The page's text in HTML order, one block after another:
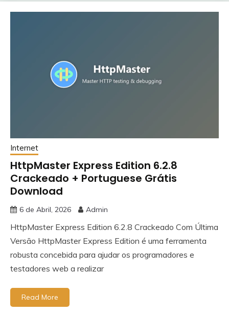
Internet
HttpMaster Express Edition 6.2.8
Crackeado + Portuguese Grátis
Download
6 de Abril, 2026 Admin
HttpMaster Express Edition 6.2.8 Crackeado Com Última
Versão HttpMaster Express Edition é uma ferramenta
robusta concebida para ajudar os programadores e
testadores web a realizar
Read More